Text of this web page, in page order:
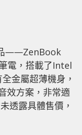
品——ZenBook
電，搭載了Intel
金屬超薄機身，
效方案，非常適
透露具體售價，